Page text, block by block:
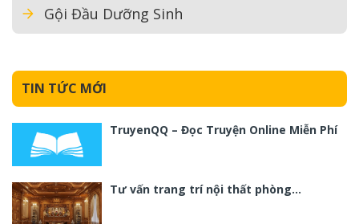
Gội Đầu Dưỡng Sinh
TIN TỨC MỚI
TruyenQQ – Đọc Truyện Online Miễn Phí
Tư vấn trang trí nội thất phòng…